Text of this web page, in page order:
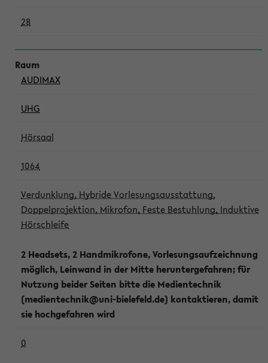
28
AUDIMAX
UHG
Hörsaal
1064
Verdunklung, Hybride Vorlesungsausstattung,
Doppelprojektion, Mikrofon, Feste Bestuhlung, Induktive
Hörschleife
2 Headsets, 2 Handmikrofone, Vorlesungsaufzeichnung
möglich, Leinwand in der Mitte heruntergefahren; für
Nutzung beider Seiten bitte die Medientechnik
(medientechnik@uni-bielefeld.de) kontaktieren, damit
sie hochgefahren wird
0